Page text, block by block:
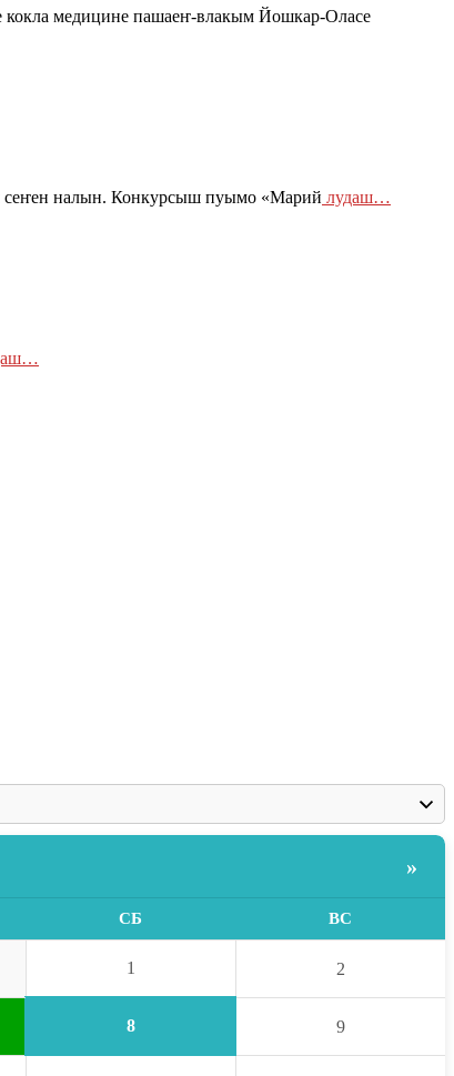
медицине пашаеҥ-влакым Йошкар-Оласе
сеҥен налын. Конкурсыш пуымо «Марий лудаш…
»
СБ ВС
1 2
8 9